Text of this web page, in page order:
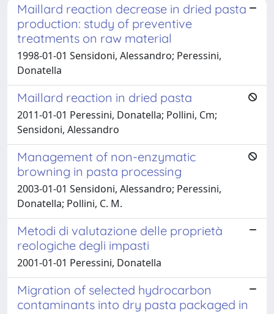
Maillard reaction decrease in dried pasta
production: study of preventive
treatments on raw material
1998-01-01 Sensidoni, Alessandro; Peressini,
Donatella
Maillard reaction in dried pasta
2011-01-01 Peressini, Donatella; Pollini, Cm;
Sensidoni, Alessandro
Management of non-enzymatic
browning in pasta processing
2003-01-01 Sensidoni, Alessandro; Peressini,
Donatella; Pollini, C. M.
Metodi di valutazione delle proprietà
reologiche degli impasti
2001-01-01 Peressini, Donatella
Migration of selected hydrocarbon
contaminants into dry pasta packaged in